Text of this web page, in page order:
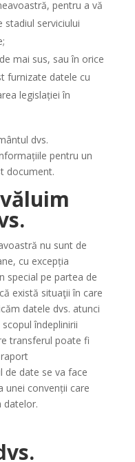
pentru a vă
serviciului
mai sus, sau în orice
furnizate datele cu
legislației în
dvs.
pentru un
document.
nu sunt de
cu excepția
special pe partea de
există situaţii în care
datele dvs. atunci
îndeplinirii
transferul poate fi
de date se va face
unei convenții care
datelor.